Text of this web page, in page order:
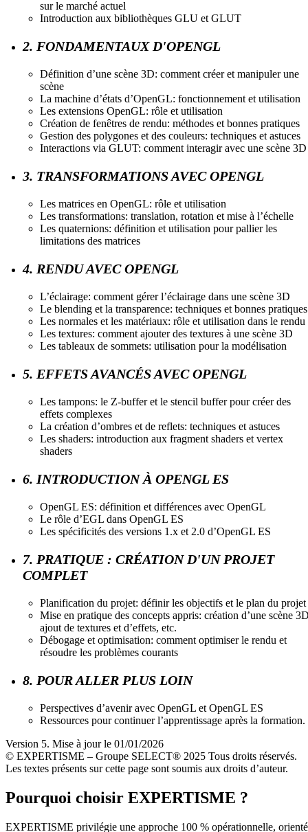
sur le marché actuel
Introduction aux bibliothèques GLU et GLUT
2. FONDAMENTAUX D'OPENGL
Définition d’une scène 3D: comment créer et manipuler une
scène
La machine d’états d’OpenGL: fonctionnement et utilisation
Les extensions OpenGL: rôle et utilisation
Création de fenêtres de rendu: méthodes et bonnes pratiques
Gestion des polygones et des couleurs: techniques et astuces
Interactions via GLUT: comment interagir avec une scène 3D
3. TRANSFORMATIONS AVEC OPENGL
Les matrices en OpenGL: rôle et utilisation
Les transformations: translation, rotation et mise à l’échelle
Les quaternions: définition et utilisation pour pallier les
limitations des matrices
4. RENDU AVEC OPENGL
L’éclairage: comment gérer l’éclairage dans une scène 3D
Le blending et la transparence: techniques et bonnes pratiques
Les normales et les matériaux: rôle et utilisation dans le rendu
Les textures: comment ajouter des textures à une scène 3D
Les tableaux de sommets: utilisation pour la modélisation
5. EFFETS AVANCÉS AVEC OPENGL
Les tampons: le Z-buffer et le stencil buffer pour créer des
effets complexes
La création d’ombres et de reflets: techniques et astuces
Les shaders: introduction aux fragment shaders et vertex
shaders
6. INTRODUCTION À OPENGL ES
OpenGL ES: définition et différences avec OpenGL
Le rôle d’EGL dans OpenGL ES
Les spécificités des versions 1.x et 2.0 d’OpenGL ES
7. PRATIQUE : CRÉATION D'UN PROJET
COMPLET
Planification du projet: définir les objectifs et le plan du projet
Mise en pratique des concepts appris: création d’une scène
ajout de textures et d’effets, etc.
Débogage et optimisation: comment optimiser le rendu et
résoudre les problèmes courants
8. POUR ALLER PLUS LOIN
Perspectives d’avenir avec OpenGL et OpenGL ES
Ressources pour continuer l’apprentissage après la formation.
Version 5. Mise à jour le 01/01/2026
© EXPERTISME – Groupe SELECT® 2025 Tous droits réservés.
Les textes présents sur cette page sont soumis aux droits d’auteur.
Pourquoi choisir EXPERTISME ?
EXPERTISME privilégie une approche 100 % opérationnelle,